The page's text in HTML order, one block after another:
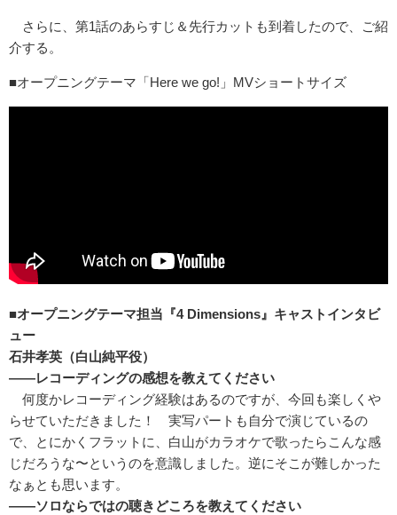
さらに、第1話のあらすじ＆先行カットも到着したので、ご紹
介する。
■オープニングテーマ「Here we go!」MVショートサイズ
■オープニングテーマ担当『4 Dimensions』キャストインタビ
ュー
石井孝英（白山純平役）
――レコーディングの感想を教えてください
何度かレコーディング経験はあるのですが、今回も楽しくや
らせていただきました！ 実写パートも自分で演じているの
で、とにかくフラットに、白山がカラオケで歌ったらこんな感
じだろうな〜というのを意識しました。逆にそこが難しかった
なぁとも思います。
――ソロならではの聴きどころを教えてください